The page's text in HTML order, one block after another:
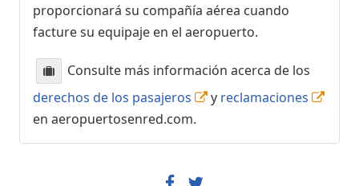
proporcionará su compañía aérea cuando
facture su equipaje en el aeropuerto.
Consulte más información acerca de los
derechos de los pasajeros
y reclamaciones
en aeropuertosenred.com.